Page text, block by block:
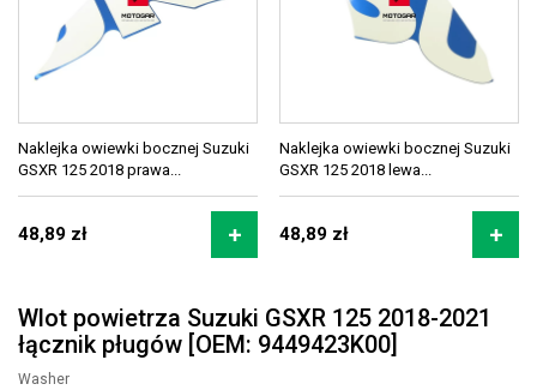
Naklejka owiewki bocznej Suzuki
GSXR 125 2018 prawa...
48,89 zł
Naklejka owiewki bocznej Suzuki
GSXR 125 2018 lewa...
48,89 zł
Wlot powietrza Suzuki GSXR 125 2018-2021
łącznik pługów [OEM: 9449423K00]
Washer